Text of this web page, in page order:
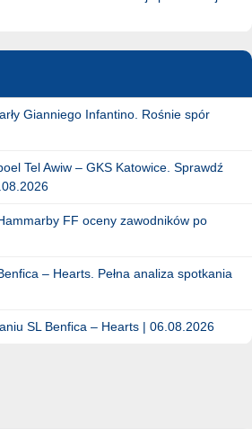
Gianniego Infantino. Rośnie spór
Tel Awiw – GKS Katowice. Sprawdź
FF oceny zawodników po
– Hearts. Pełna analiza spotkania
SL Benfica – Hearts | 06.08.2026